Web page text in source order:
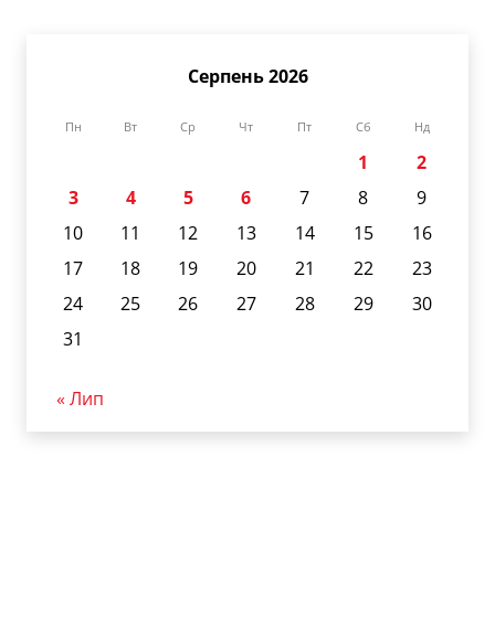
Серпень 2026
Пн Вт Ср Чт Пт Сб Нд
1
2
3
4 5 6 7 8
9
10
11 12 13 14 15
16
17
18 19 20 21 22
23
24
25 26 27 28 29
30
31
« Лип